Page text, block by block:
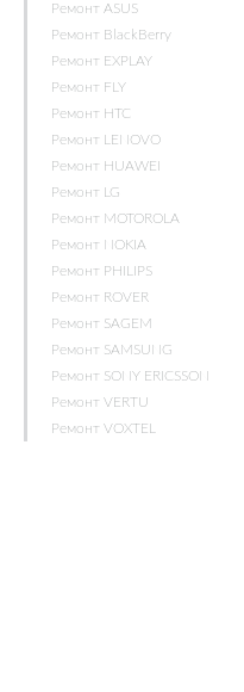
Ремонт ASUS
Ремонт BlackBerry
Ремонт EXPLAY
Ремонт FLY
Ремонт HTC
Ремонт LENOVO
Ремонт HUAWEI
Ремонт LG
Ремонт MOTOROLA
Ремонт NOKIA
Ремонт PHILIPS
Ремонт ROVER
Ремонт SAGEM
Ремонт SAMSUNG
Ремонт SONY ERICSSON
Ремонт VERTU
Ремонт VOXTEL